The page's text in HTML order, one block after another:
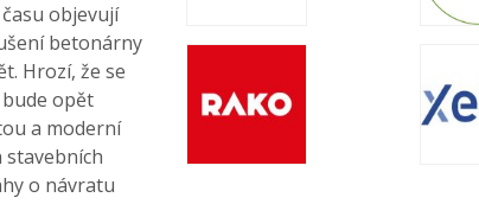
objevují
betonárny
Hrozí, že se
opět
a moderní
o návratu